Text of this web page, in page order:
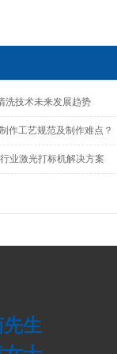
洗技术未来发展趋势
作工艺规范及制作难点？
业激光打标机解决方案
生